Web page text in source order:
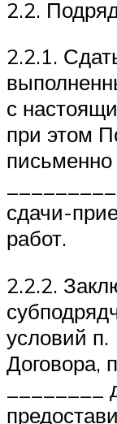
2.2.
2.2.1.
с
при этом
письменно
сдачи-
работ.
2.2.2.
условий п.
Договора,
________